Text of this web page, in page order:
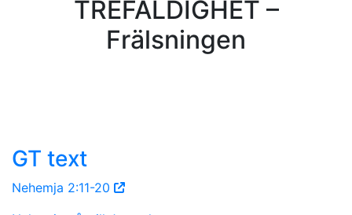
TREFALDIGHET –
Frälsningen
GT text
Nehemja 2:11-20